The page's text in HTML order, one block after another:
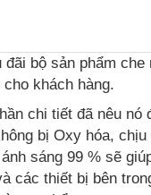
bộ sản phẩm
khách hàng.
chi tiết đã nêu
bị Oxy hóa,
sáng 99 % sẽ
các thiết bị bên